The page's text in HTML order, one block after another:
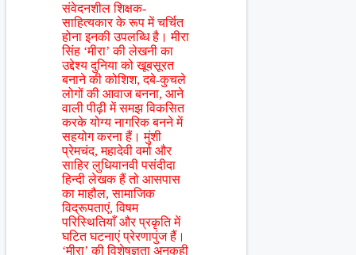
संवेदनशील शिक्षक-
साहित्यकार के रूप में चर्चित
होना इनकी उपलब्धि है। मीरा
सिंह ‘मीरा’ की लेखनी का
उद्देश्य दुनिया को खूबसूरत
बनाने की कोशिश, दबे-कुचले
लोगों की आवाज बनना, आने
वाली पीढ़ी में समझ विकसित
करके योग्य नागरिक बनने में
सहयोग करना हैं। मुंशी
प्रेमचंद, महादेवी वर्मा और
साहिर लुधियानवी पसंदीदा
हिन्दी लेखक हैं तो आसपास
का माहौल, सामाजिक
विद्रूपताएं, विषम
परिस्थितियाँ और प्रकृति में
घटित घटनाएं प्रेरणापुंज हैं।
‘मीरा’ की विशेषज्ञता अनकही